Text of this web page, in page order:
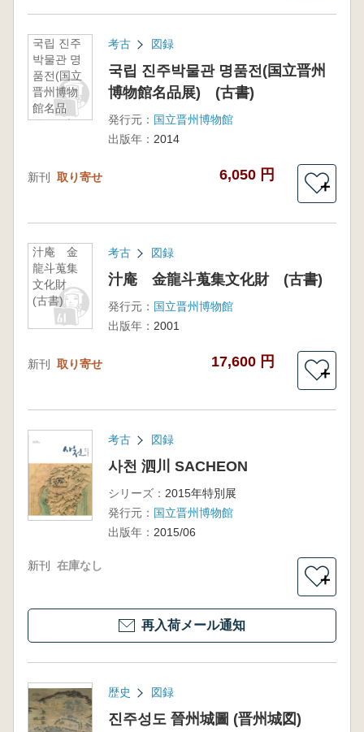
국립 진주
박물관 명
품전(国立
晋州博物
館名品
展) (古
考古 図録
국립 진주박물관 명품전(国立晋州
博物館名品展) (古書)
発行元： 国立晋州博物館
出版年： 2014
新刊 取り寄せ 6,050 円
＋
汁庵 金
龍斗蒐集
文化財
(古書)
考古 図録
汁庵 金龍斗蒐集文化財 (古書)
発行元： 国立晋州博物館
出版年： 2001
新刊 取り寄せ 17,600 円
＋
考古 図録
사천 泗川 SACHEON
シリーズ： 2015年特別展
発行元： 国立晋州博物館
出版年： 2015/06
新刊 在庫なし
＋
再入荷メール通知
歴史 図録
진주성도 晉州城圖 (晋州城図)